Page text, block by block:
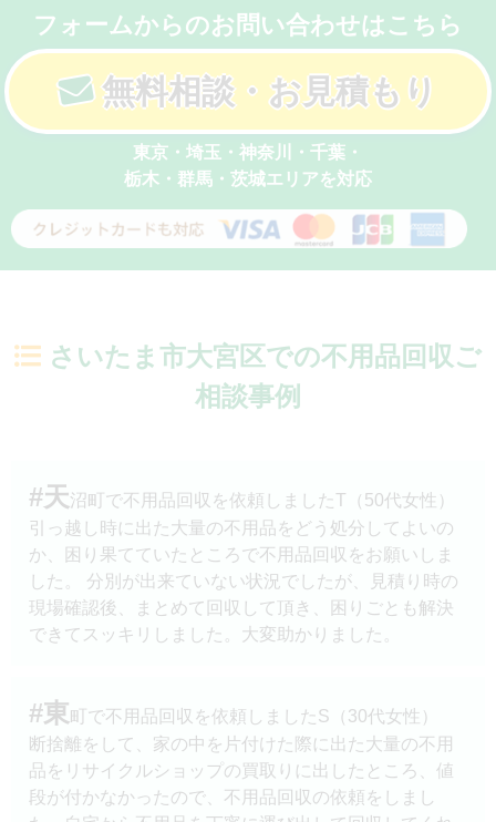
フォームからのお問い合わせはこちら
無料相談・お見積もり
東京・埼玉・神奈川・千葉・
栃木・群馬・茨城エリアを対応
さいたま市大宮区での不用品回収ご
相談事例
#天沼町で不用品回収を依頼しましたT（50代女性）
引っ越し時に出た大量の不用品をどう処分してよいの
か、困り果てていたところで不用品回収をお願いしま
した。 分別が出来ていない状況でしたが、見積り時の
現場確認後、まとめて回収して頂き、困りごとも解決
できてスッキリしました。大変助かりました。
#東町で不用品回収を依頼しましたS（30代女性）
断捨離をして、家の中を片付けた際に出た大量の不用
品をリサイクルショップの買取りに出したところ、値
段が付かなかったので、不用品回収の依頼をしまし